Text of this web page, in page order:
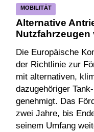
MOBILITÄT
Alternative
Nutzfahrzeugen
Die Europäische
der Richtlinie zur
mit alternativen,
dazugehöriger
genehmigt. Das
zwei Jahre, bis
seinem Umfang